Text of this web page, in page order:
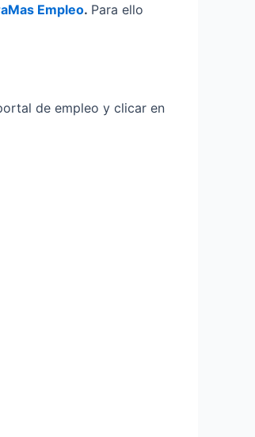
Empleo. Para ello
de empleo y clicar en